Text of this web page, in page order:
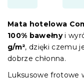
Mata hotelowa
100% bawełnyi
g/m², dzięki czemu
dobrze chłonna.
Luksusowe frotowe